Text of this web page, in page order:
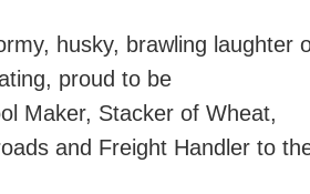
husky, brawling laughter
proud to be
Maker, Stacker of Wheat,
and Freight Handler to